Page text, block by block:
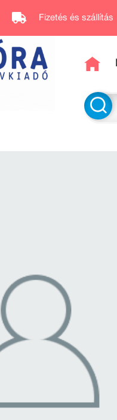
Fizetés és szállítás